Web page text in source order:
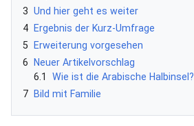
3 Und hier geht es weiter
4
Ergebnis der Kurz-Umfrage
5
Erweiterung vorgesehen
6
Neuer Artikelvorschlag
6.1
Wie ist die Arabische Halbinsel?
7
Bild mit Familie